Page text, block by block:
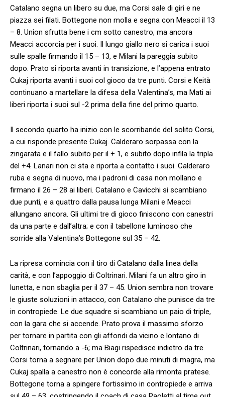
Catalano segna un libero su due, ma Corsi sale di giri e ne
piazza sei filati. Bottegone non molla e segna con Meacci il 13
– 8. Union sfrutta bene i cm sotto canestro, ma ancora
Meacci accorcia per i suoi. Il lungo giallo nero si carica i suoi
sulle spalle firmando il 15 – 13, e Milani la pareggia subito
dopo. Prato si riporta avanti in transizione, e l’appena entrato
Cukaj riporta avanti i suoi col gioco da tre punti. Corsi e Keità
continuano a martellare la difesa della Valentina’s, ma Mati ai
liberi riporta i suoi sul -2 prima della fine del primo quarto.
Il secondo quarto ha inizio con le scorribande del solito Corsi,
a cui risponde presente Cukaj. Calderaro sorpassa con la
zingarata e il fallo subito per il + 1, e subito dopo infila la tripla
del +4. Lanari non ci sta e riporta a contatto i suoi. Calderaro
ruba e segna di nuovo, ma i padroni di casa non mollano e
firmano il 26 – 28 ai liberi. Catalano e Cavicchi si scambiano
due punti, e a quattro dalla pausa lunga Milani e Meacci
allungano ancora. Gli ultimi tre di gioco finiscono con canestri
da una parte e dall’altra; e con il tabellone luminoso che
sorride alla Valentina’s Bottegone sul 35 – 42.
La ripresa comincia con il tiro di Catalano dalla linea della
carità, e con l’appoggio di Coltrinari. Milani fa un altro giro in
lunetta, e non sbaglia per il 37 – 45. Union sembra non trovare
le giuste soluzioni in attacco, con Catalano che punisce da tre
in contropiede. Le due squadre si scambiano un paio di triple,
con la gara che si accende. Prato prova il massimo sforzo
per tornare in partita con gli affondi da vicino e lontano di
Coltrinari, tornando a -6; ma Biagi rispedisce indietro da tre.
Corsi torna a segnare per Union dopo due minuti di magra, ma
Cukaj spalla a canestro non è concorde alla rimonta pratese.
Bottegone torna a spingere fortissimo in contropiede e arriva